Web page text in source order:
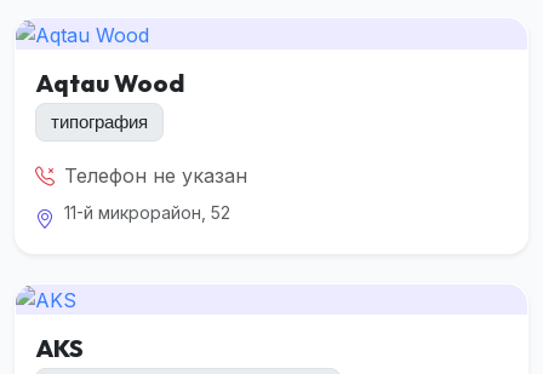
Aqtau Wood
типография
Телефон не указан
11-й микрорайон, 52
AKS